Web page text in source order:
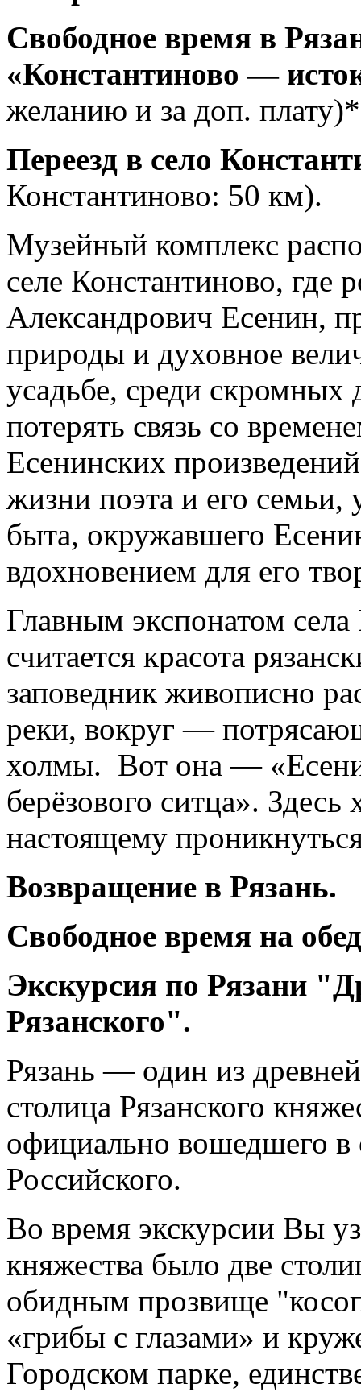
Свободное время в
«Константиново —
желанию и за доп. плату)*
Переезд в село
Константиново: 50 км).
Музейный комплекс
селе Константиново, где
Александрович Есенин,
природы и духовное
усадьбе, среди скромных
потерять связь со
Есенинских
жизни поэта и его семьи,
быта, окружавшего
вдохновением для его
Главным экспонатом
считается красота
заповедник живописно
реки, вокруг —
холмы. Вот она —
берёзового ситца».
настоящему
Возвращение в Рязань.
Свободное время на
Экскурсия по Рязани
Рязанского".
Рязань — один из
столица Рязанского
официально вошедшего в
Российского.
Во время экскурсии Вы
княжества было две
обидным прозвище
«грибы с глазами» и
Городском парке,